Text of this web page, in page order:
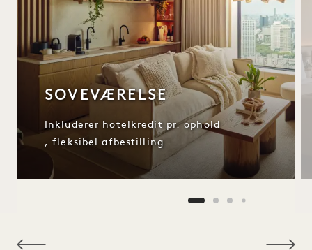
SOVEVÆRELSE
Inkluderer hotelkredit pr. ophold
, fleksibel afbestilling